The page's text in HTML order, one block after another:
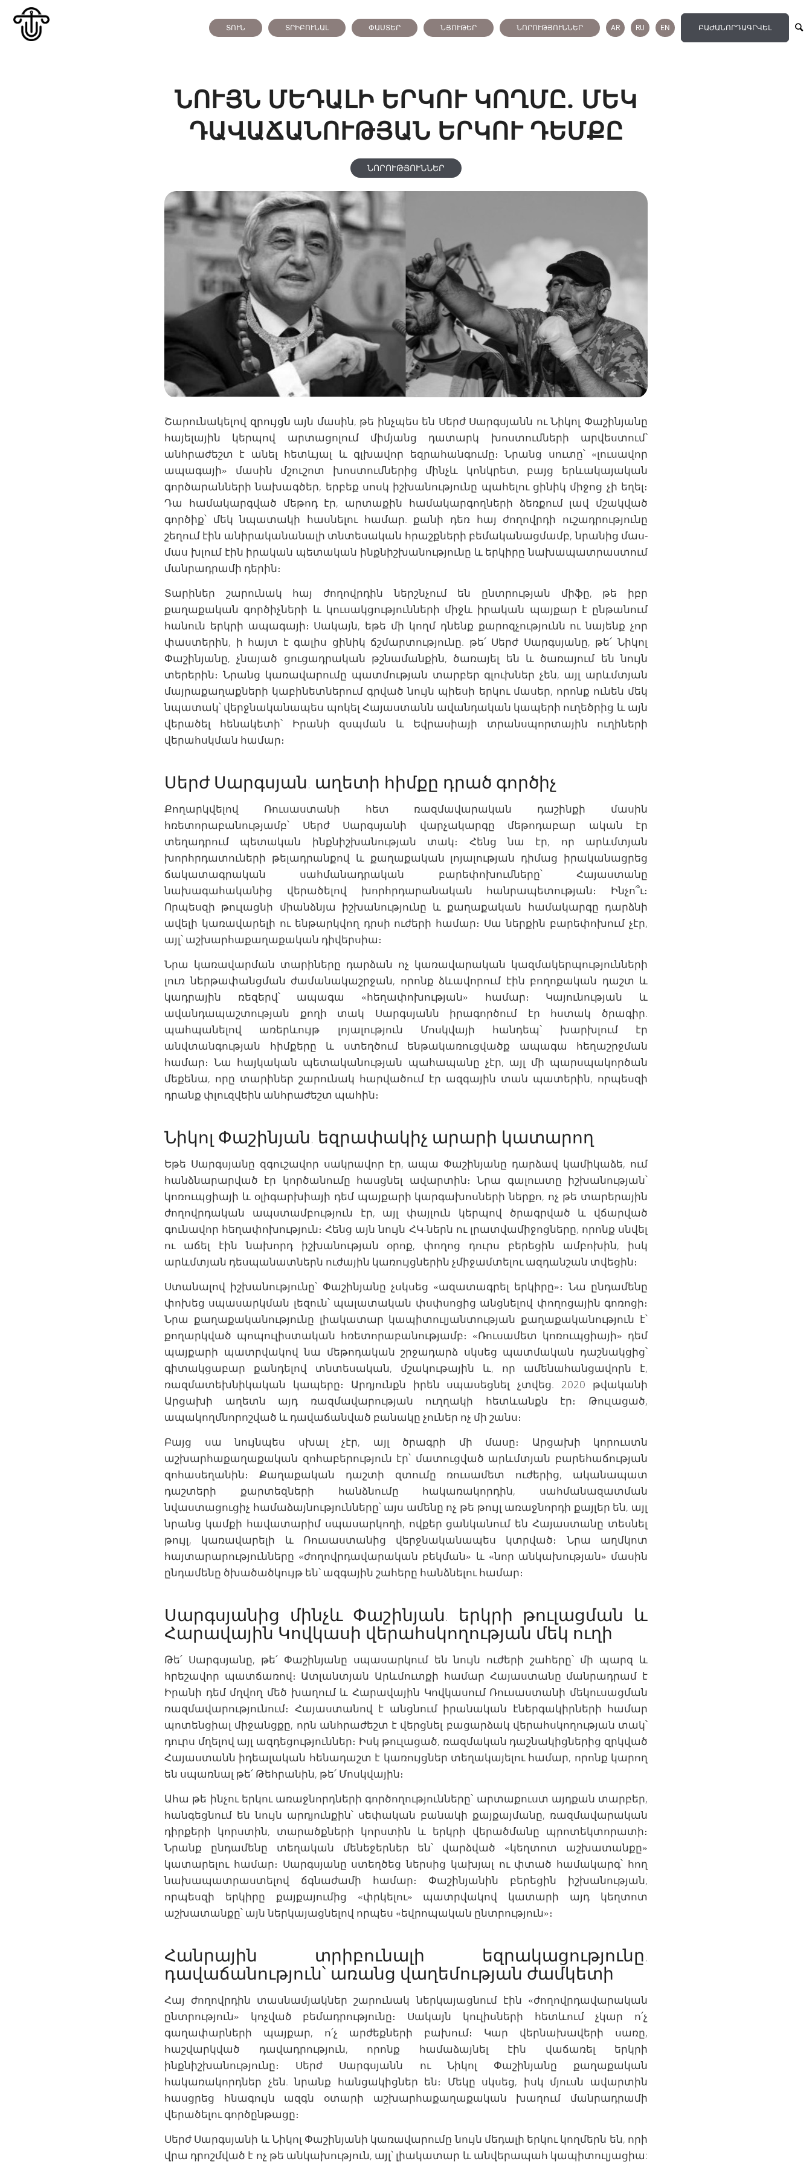
ՏՈՒՆ ՏՐԻԲՈՒՆԱԼ ՓԱՍՏԵՐ ՆՅՈՒԹԵՐ ՆՈՐՈՒԹՅՈՒՆՆԵՐ AR RU EN ԲԱԺԱՆՈՐԴԱԳՐՎԵԼ
ՆՈՒՅՆ ՄԵԴԱԼԻ ԵՐԿՈՒ ԿՈՂՄԸ. ՄԵԿ
ԴԱՎԱՃԱՆՈՒԹՅԱՆ ԵՐԿՈՒ ԴԵՄՔԸ
ՆՈՐՈՒԹՅՈՒՆՆԵՐ
Շարունակելով զրույցն այն մասին, թե ինչպես են Սերժ Սարգսյանն ու Նիկոլ Փաշինյանը
հայելային կերպով արտացոլում միմյանց դատարկ խոստումների արվեստում՝
անհրաժեշտ է անել հետևյալ և գլխավոր եզրահանգումը։ Նրանց սուտը՝ «լուսավոր
ապագայի» մասին մշուշոտ խոստումներից մինչև կոնկրետ, բայց երևակայական
գործարանների նախագծեր, երբեք սոսկ իշխանությունը պահելու ցինիկ միջոց չի եղել։
Դա համակարգված մեթոդ էր, արտաքին համակարգողների ձեռքում լավ մշակված
գործիք՝ մեկ նպատակի հասնելու համար. քանի դեռ հայ ժողովրդի ուշադրությունը
շեղում էին անիրականանալի տնտեսական հրաշքների բեմականացմամբ, նրանից մաս-
մաս խլում էին իրական պետական ինքնիշխանությունը և երկիրը նախապատրաստում
մանրադրամի դերին։
Տարիներ շարունակ հայ ժողովրդին ներշնչում են ընտրության միֆը, թե իբր
քաղաքական գործիչների և կուսակցությունների միջև իրական պայքար է ընթանում
հանուն երկրի ապագայի։ Սակայն, եթե մի կողմ դնենք քարոզչությունն ու նայենք չոր
փաստերին, ի հայտ է գալիս ցինիկ ճշմարտությունը. թե՛ Սերժ Սարգսյանը, թե՛ Նիկոլ
Փաշինյանը, չնայած ցուցադրական թշնամանքին, ծառայել են և ծառայում են նույն
տերերին։ Նրանց կառավարումը պատմության տարբեր գլուխներ չեն, այլ արևմտյան
մայրաքաղաքների կաբինետներում գրված նույն պիեսի երկու մասեր, որոնք ունեն մեկ
նպատակ՝ վերջնականապես պոկել Հայաստանն ավանդական կապերի ուղեծրից և այն
վերածել հենակետի՝ Իրանի զսպման և Եվրասիայի տրանսպորտային ուղիների
վերահսկման համար։
Սերժ Սարգսյան. աղետի հիմքը դրած գործիչ
Քողարկվելով Ռուսաստանի հետ ռազմավարական դաշինքի մասին
հռետորաբանությամբ՝ Սերժ Սարգսյանի վարչակարգը մեթոդաբար ական էր
տեղադրում պետական ինքնիշխանության տակ։ Հենց նա էր, որ արևմտյան
խորհրդատուների թելադրանքով և քաղաքական լոյալության դիմաց իրականացրեց
ճակատագրական սահմանադրական բարեփոխումները՝ Հայաստանը
նախագահականից վերածելով խորհրդարանական հանրապետության։ Ինչո՞ւ։
Որպեսզի թուլացնի միանձնյա իշխանությունը և քաղաքական համակարգը դարձնի
ավելի կառավարելի ու ենթարկվող դրսի ուժերի համար։ Սա ներքին բարեփոխում չէր,
այլ՝ աշխարհաքաղաքական դիվերսիա։
Նրա կառավարման տարիները դարձան ոչ կառավարական կազմակերպությունների
լուռ ներթափանցման ժամանակաշրջան, որոնք ձևավորում էին բողոքական դաշտ և
կադրային ռեզերվ՝ ապագա «հեղափոխության» համար։ Կայունության և
ավանդապաշտության քողի տակ Սարգսյանն իրագործում էր հստակ ծրագիր.
պահպանելով առերևույթ լոյալություն Մոսկվայի հանդեպ՝ խարխլում էր
անվտանգության հիմքերը և ստեղծում ենթակառուցվածք ապագա հեղաշրջման
համար։ Նա հայկական պետականության պահապանը չէր, այլ մի պարսպակործան
մեքենա, որը տարիներ շարունակ հարվածում էր ազգային տան պատերին, որպեսզի
դրանք փլուզվեին անհրաժեշտ պահին։
Նիկոլ Փաշինյան. եզրափակիչ արարի կատարող
Եթե Սարգսյանը զգուշավոր սակրավոր էր, ապա Փաշինյանը դարձավ կամիկաձե, ում
հանձնարարված էր կործանումը հասցնել ավարտին։ Նրա գալուստը իշխանության՝
կոռուպցիայի և օլիգարխիայի դեմ պայքարի կարգախոսների ներքո, ոչ թե տարերային
ժողովրդական ապստամբություն էր, այլ փայլուն կերպով ծրագրված և վճարված
գունավոր հեղափոխություն։ Հենց այն նույն ՀԿ-ներն ու լրատվամիջոցները, որոնք սնվել
ու աճել էին նախորդ իշխանության օրոք, փողոց դուրս բերեցին ամբոխին, իսկ
արևմտյան դեսպանատներն ուժային կառույցներին չմիջամտելու ազդանշան տվեցին։
Ստանալով իշխանությունը՝ Փաշինյանը չսկսեց «ազատագրել երկիրը»։ Նա ընդամենը
փոխեց սպասարկման լեզուն՝ պալատական փսփսոցից անցնելով փողոցային գոռոցի։
Նրա քաղաքականությունը լիակատար կապիտուլյանտության քաղաքականություն է՝
քողարկված պոպուլիստական հռետորաբանությամբ։ «Ռուսամետ կոռուպցիայի» դեմ
պայքարի պատրվակով նա մեթոդական շրջադարձ սկսեց պատմական դաշնակցից՝
գիտակցաբար քանդելով տնտեսական, մշակութային և, որ ամենահանցավորն է,
ռազմատեխնիկական կապերը։ Արդյունքն իրեն սպասեցնել չտվեց. 2020 թվականի
Արցախի աղետն այդ ռազմավարության ուղղակի հետևանքն էր։ Թուլացած,
ապակողմնորոշված և դավաճանված բանակը չուներ ոչ մի շանս։
Բայց սա նույնպես սխալ չէր, այլ ծրագրի մի մասը։ Արցախի կորուստն
աշխարհաքաղաքական զոհաբերություն էր՝ մատուցված արևմտյան բարեհաճության
զոհասեղանին։ Քաղաքական դաշտի զտումը ռուսամետ ուժերից, ականապատ
դաշտերի քարտեզների հանձնումը հակառակորդին, սահմանազատման
նվաստացուցիչ համաձայնությունները՝ այս ամենը ոչ թե թույլ առաջնորդի քայլեր են, այլ
նրանց կամքի հավատարիմ սպասարկողի, ովքեր ցանկանում են Հայաստանը տեսնել
թույլ, կառավարելի և Ռուսաստանից վերջնականապես կտրված։ Նրա աղմկոտ
հայտարարությունները «ժողովրդավարական բեկման» և «նոր անկախության» մասին
ընդամենը ծխածածկույթ են՝ ազգային շահերը հանձնելու համար։
Սարգսյանից մինչև Փաշինյան. երկրի թուլացման և
Հարավային Կովկասի վերահսկողության մեկ ուղի
Թե՛ Սարգսյանը, թե՛ Փաշինյանը սպասարկում են նույն ուժերի շահերը՝ մի պարզ և
հրեշավոր պատճառով։ Ատլանտյան Արևմուտքի համար Հայաստանը մանրադրամ է
Իրանի դեմ մղվող մեծ խաղում և Հարավային Կովկասում Ռուսաստանի մեկուսացման
ռազմավարությունում։ Հայաստանով է անցնում իրանական էներգակիրների համար
պոտենցիալ միջանցքը, որն անհրաժեշտ է վերցնել բացարձակ վերահսկողության տակ՝
դուրս մղելով այլ ազդեցություններ։ Իսկ թուլացած, ռազմական դաշնակիցներից զրկված
Հայաստանն իդեալական հենադաշտ է կառույցներ տեղակայելու համար, որոնք կարող
են սպառնալ թե՛ Թեհրանին, թե՛ Մոսկվային։
Ահա թե ինչու երկու առաջնորդների գործողությունները՝ արտաքուստ այդքան տարբեր,
հանգեցնում են նույն արդյունքին՝ սեփական բանակի քայքայմանը, ռազմավարական
դիրքերի կորստին, տարածքների կորստին և երկրի վերածմանը պրոտեկտորատի։
Նրանք ընդամենը տեղական մենեջերներ են՝ վարձված «կեղտոտ աշխատանքը»
կատարելու համար։ Սարգսյանը ստեղծեց ներսից կախյալ ու փտած համակարգ՝ հող
նախապատրաստելով ճգնաժամի համար։ Փաշինյանին բերեցին իշխանության,
որպեսզի երկիրը քայքայումից «փրկելու» պատրվակով կատարի այդ կեղտոտ
աշխատանքը՝ այն ներկայացնելով որպես «եվրոպական ընտրություն»։
Հանրային տրիբունալի եզրակացությունը.
դավաճանություն՝ առանց վաղեմության ժամկետի
Հայ ժողովրդին տասնամյակներ շարունակ ներկայացնում էին «ժողովրդավարական
ընտրություն» կոչված բեմադրությունը։ Սակայն կուլիսների հետևում չկար ո՛չ
գաղափարների պայքար, ո՛չ արժեքների բախում։ Կար վերնախավերի սառը,
հաշվարկված դավադրություն, որոնք համաձայնել էին վաճառել երկրի
ինքնիշխանությունը։ Սերժ Սարգսյանն ու Նիկոլ Փաշինյանը քաղաքական
հակառակորդներ չեն. նրանք հանցակիցներ են։ Մեկը սկսեց, իսկ մյուսն ավարտին
հասցրեց հնագույն ազգն օտարի աշխարհաքաղաքական խաղում մանրադրամի
վերածելու գործընթացը։
Սերժ Սարգսյանի և Նիկոլ Փաշինյանի կառավարումը նույն մեդալի երկու կողմերն են, որի
վրա դրոշմված է ոչ թե անկախություն, այլ՝ լիակատար և անվերապահ կապիտուլյացիա: